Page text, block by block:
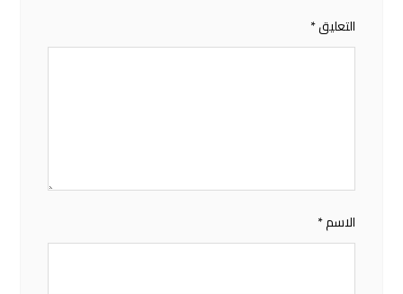
التعليق*
الاسم*